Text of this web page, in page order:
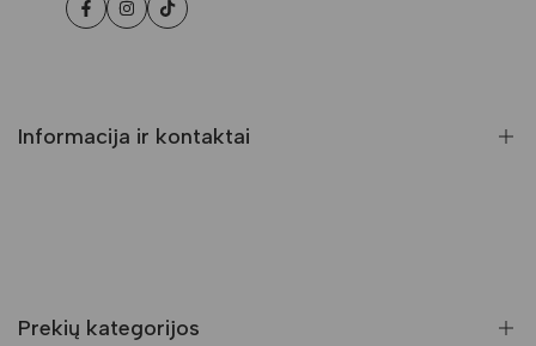
FacebookInstagramas
Tiktok
Informacija ir kontaktai
Prekių kategorijos